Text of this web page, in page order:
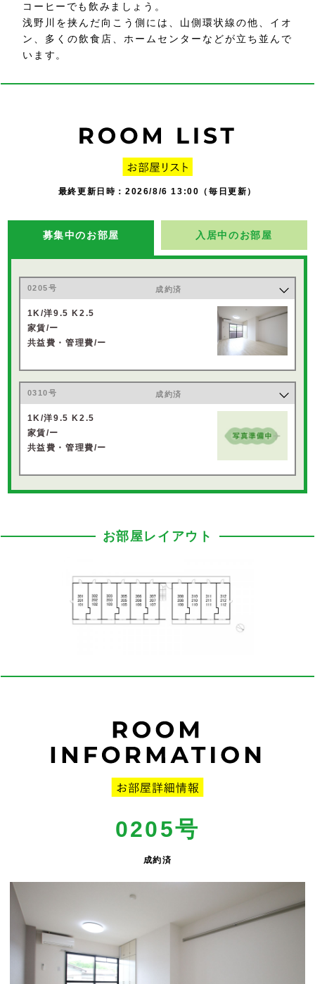
コーヒーでも飲みましょう。
浅野川を挟んだ向こう側には、山側環状線の他、イオ
ン、多くの飲食店、ホームセンターなどが立ち並んで
います。
最終更新日時：2026/8/6 13:00（毎日更新）
募集中のお部屋 入居中のお部屋
0205号 成約済
1K/洋9.5 K2.5
家賃/ー
共益費・管理費/ー
0310号 成約済
1K/洋9.5 K2.5
家賃/ー
共益費・管理費/ー
お部屋レイアウト
0205号
成約済